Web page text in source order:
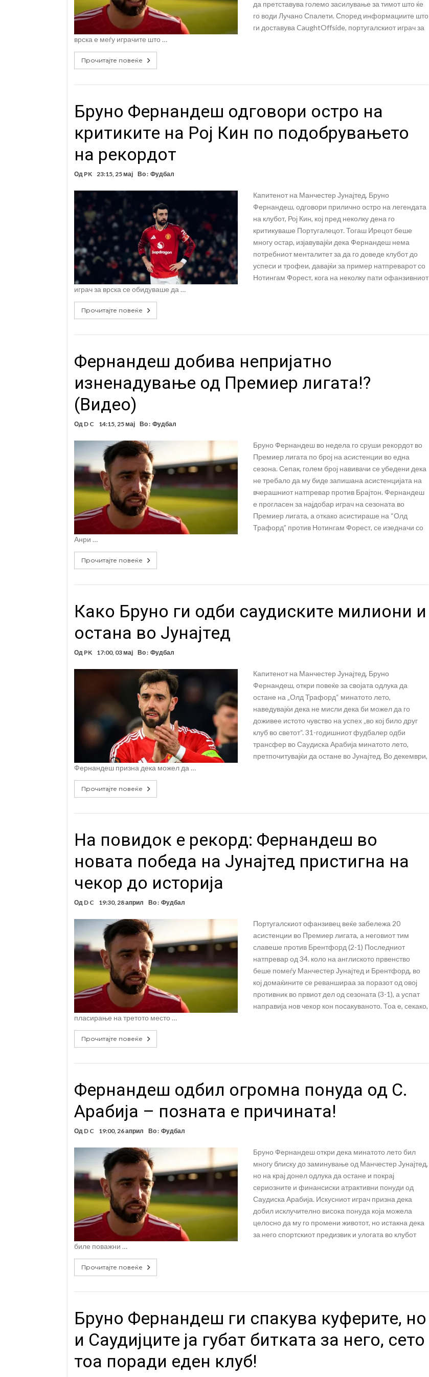
да претставува големо засилување за тимот што ќе
го води Лучано Спалети. Според информациите што
ги доставува CaughtOffside, португалскиот играч за
врска е меѓу играчите што …
Прочитајте повеќе
Бруно Фернандеш одговори остро на
критиките на Рој Кин по подобрувањето
на рекордот
Од PK 23:15, 25 мај Во : Фудбал
Капитенот на Манчестер Јунајтед, Бруно
Фернандеш, одговори прилично остро на легендата
на клубот, Рој Кин, кој пред неколку дена го
критикуваше Португалецот. Тогаш Ирецот беше
многу остар, изјавувајќи дека Фернандеш нема
потребниот менталитет за да го доведе клубот до
успеси и трофеи, давајќи за пример натпреварот со
Нотингам Форест, кога на неколку пати офанзивниот
играч за врска се обидуваше да …
Прочитајте повеќе
Фернандеш добива непријатно
изненадување од Премиер лигата!?
(Видео)
Од D C 14:15, 25 мај Во : Фудбал
Бруно Фернандеш во недела го сруши рекордот во
Премиер лигата по број на асистенции во една
сезона. Сепак, голем број навивачи се убедени дека
не требало да му биде запишана асистенцијата на
вчерашниот натпревар против Брајтон. Фернандеш
е прогласен за најдобар играч на сезоната во
Премиер лигата, а откако асистираше на “Олд
Трафорд” против Нотингам Форест, се изедначи со
Анри …
Прочитајте повеќе
Како Бруно ги одби саудиските милиони и
остана во Јунајтед
Од PK 17:00, 03 мај Во : Фудбал
Капитенот на Манчестер Јунајтед, Бруно
Фернандеш, откри повеќе за својата одлука да
остане на „Олд Трафорд“ минатото лето,
наведувајќи дека не мисли дека би можел да го
доживее истото чувство на успех „во кој било друг
клуб во светот“. 31-годишниот фудбалер одби
трансфер во Саудиска Арабија минатото лето,
претпочитувајќи да остане во Јунајтед. Во декември,
Фернандеш призна дека можел да …
Прочитајте повеќе
На повидок е рекорд: Фернандеш во
новата победа на Јунајтед пристигна на
чекор до историја
Од D C 19:30, 28 април Во : Фудбал
Португалскиот офанзивец веќе забележа 20
асистенции во Премиер лигата, а неговиот тим
славеше против Брентфорд (2-1) Последниот
натпревар од 34. коло на англиското првенство
беше помеѓу Манчестер Јунајтед и Брентфорд, во
кој домаќините се реваншираа за поразот од овој
противник во првиот дел од сезоната (3-1), а успат
направија нов чекор кон посакуваното. Тоа е, секако,
пласирање на третото место …
Прочитајте повеќе
Фернандеш одбил огромна понуда од С.
Арабија – позната е причината!
Од D C 19:00, 26 април Во : Фудбал
Бруно Фернандеш откри дека минатото лето бил
многу блиску до заминување од Манчестер Јунајтед,
но на крај донел одлука да остане и покрај
сериозните и финансиски атрактивни понуди од
Саудиска Арабија. Искусниот играч призна дека
добил исклучително висока понуда која можела
целосно да му го промени животот, но истакна дека
за него спортскиот предизвик и улогата во клубот
биле поважни …
Прочитајте повеќе
Бруно Фернандеш ги спакува куферите, но
и Саудијците ја губат битката за него, сето
тоа поради еден клуб!